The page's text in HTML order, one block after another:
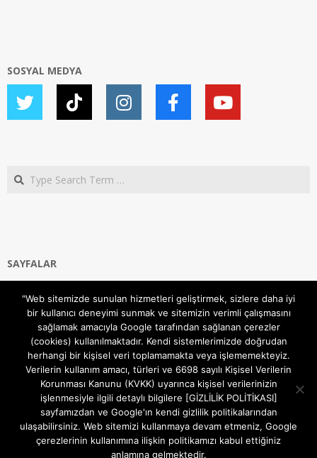
SOSYAL MEDYA
Search
SAYFALAR
Gizlilik ve Çerezler (Cookies) Politikası
Hakkımızda
İletişim Kanalları
MODEM KURULUM
TEKNİK DESTEK
TELEVİZYON SİSTEMLERİ
"Web sitemizde sunulan hizmetleri geliştirmek, sizlere daha iyi
bir kullanıcı deneyimi sunmak ve sitemizin verimli çalışmasını
sağlamak amacıyla Google tarafından sağlanan çerezler
(cookies) kullanılmaktadır. Kendi sistemlerimizde doğrudan
herhangi bir kişisel veri toplamamakta veya işlememekteyiz.
Verilerin kullanım amacı, türleri ve 6698 sayılı Kişisel Verilerin
Korunması Kanunu (KVKK) uyarınca kişisel verilerinizin
işlenmesiyle ilgili detaylı bilgilere [GİZLİLİK POLİTİKASI]
sayfamızdan ve Google'ın kendi gizlilik politikalarından
ulaşabilirsiniz. Web sitemizi kullanmaya devam etmeniz, Google
çerezlerinin kullanımına ilişkin politikamızı kabul ettiğiniz
anlamına gelmektedir.